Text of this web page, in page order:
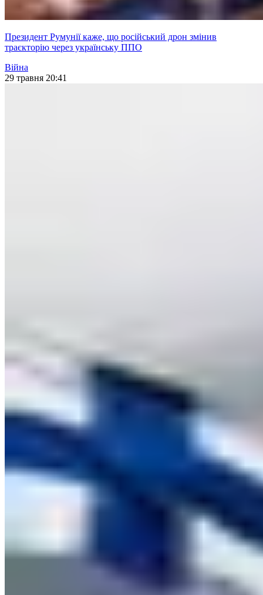
Президент Румунії каже, що російський дрон змінив
траєкторію через українську ППО
Війна
29 травня 20:41